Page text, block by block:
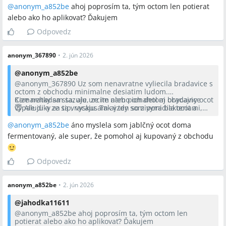
Aj u nas doma dietatu, expartnerovi a aj na sebe som si to
vyskusala pocas tehotenstva, kedy som zrejme mala
oslabenu imunitu a vysli mi bradavice v podpazusi. Vzdy
pomohol ocot, väcsinou jablcny, vzdy obycajny z obchodu.
@anonym_a852be ahoj poprosím ta, tým octom len potierat
alebo ako ho aplikovať? Ďakujem
Odpovedz
anonym_367890 • 2. jún 2026
@anonym_a852be
@anonym_367890 Uz som nenavratne vyliecila bradavice s
octom z obchodu minimalne desiatim ludom.
Kamaratky sa stazuju, ze im alebo ich detom bradavice
vypaluju a ze sa vracaju. Tak vzdy som poradila ocot a
Aj u nas doma dietatu, expartnerovi a aj na sebe som si to
vyskusala pocas tehotenstva, kedy som zrejme mala
oslabenu imunitu a vysli mi bradavice v podpazusi. Vzdy
pomohol ocot, väcsinou jablcny, vzdy obycajny z obchodu.
Cize nehadam sa, ale urcite nam pomahol aj obycajny ocot
😇 Ale diky za tip, vyskusam aj ten so zivymi bakteriami,
@anonym_a852be áno myslela som jablčný ocot doma
fermentovaný, ale super, že pomohol aj kupovaný z obchodu
Odpovedz
anonym_a852be • 2. jún 2026
@jahodka11611
@anonym_a852be ahoj poprosím ta, tým octom len
potierat alebo ako ho aplikovať? Ďakujem